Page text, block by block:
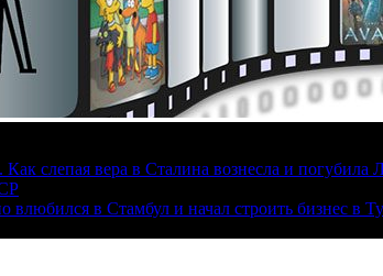
слепая вера в Сталина вознесла и погубила
влюбился в Стамбул и начал строить бизнес в